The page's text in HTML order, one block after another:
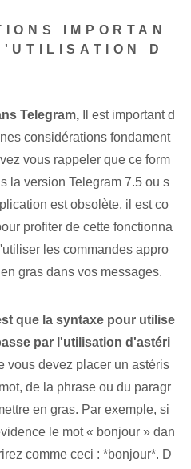
IMPORTAN
D
Telegram, Il est important d
considérations fondament
vous rappeler que ce form
la version Telegram 7.5 ou s
est obsolète, il est co
profiter de cette fonctionna
les commandes appro
gras dans vos messages.
que la syntaxe pour utilise
par l'utilisation d'astéri
vous devez placer un astéris
de la phrase ou du paragr
en gras. Par exemple, si
le mot « bonjour » dan
comme ceci : *bonjour*. D